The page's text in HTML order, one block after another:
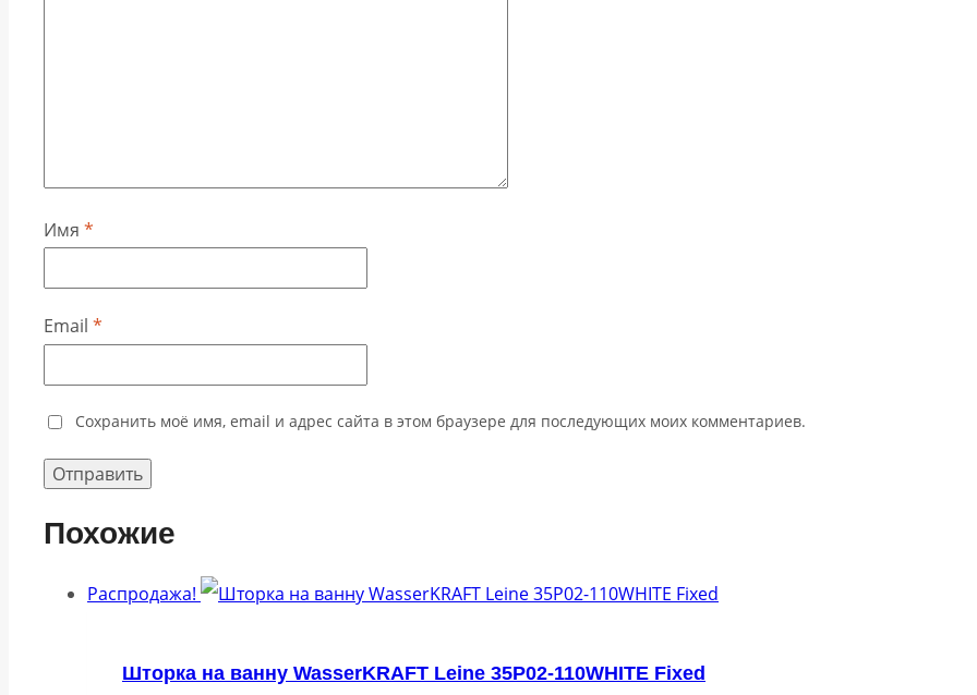
Имя *
Email *
Сохранить моё имя, email и адрес сайта в этом браузере для последующих моих комментариев.
Похожие
Распродажа!
Шторка на ванну WasserKRAFT Leine 35P02-110WHITE Fixed